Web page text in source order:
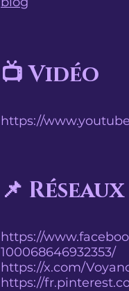
📺 Vidéo
https://
📌
https://
100068646932353/
https://x.com/
https://